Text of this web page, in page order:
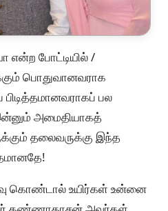
என்ற போட்டியில் /
பொதுவானவராக
பல
அமைதியாகத்
தலைவருக்கு இந்த
கொண்டால் உயிர்கள் உன்னை